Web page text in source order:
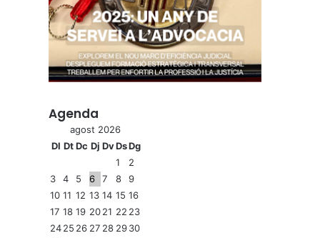
Agenda
agost 2026
Dl Dt Dc Dj DvDsDg
1
2
3
4 5 6 7 8
9
10 11 12 13 14 15 16
17 18 19 2021 22 23
2425 26 27 28 2930